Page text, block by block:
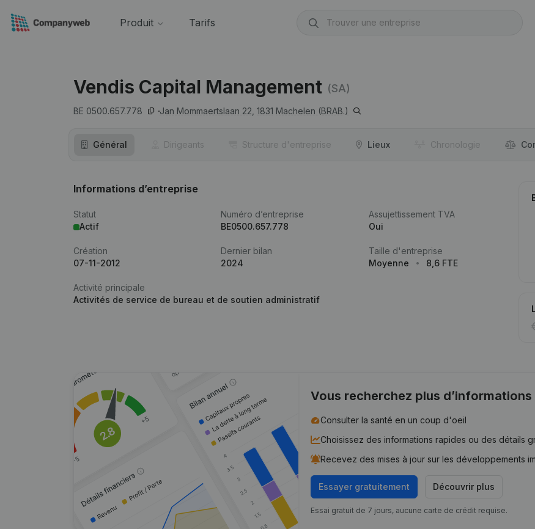
Produit Tarifs
Vendis Capital Management (SA)
BE 0500.657.778 Jan Mommaertslaan 22, 1831 Machelen (BRAB.)
Général Dirigeants Structure d'entreprise Lieux Chronologie
Informations d’entreprise
Statut
Actif
Numéro d’entreprise
BE0500.657.778
Assujettissement TVA
Oui
Création
07-11-2012
Dernier bilan
2024
Taille d'entreprise
Moyenne
8,6 FTE
Activité principale
Activités de service de bureau et de soutien administratif
Vous recherchez plus
Consulter la santé en un coup d'oeil
Choisissez des informations rapides ou des détails
Recevez des mises à jour sur les développements
Essayer gratuitement Découvrir plus
Essai gratuit de 7 jours, aucune carte de crédit requise.